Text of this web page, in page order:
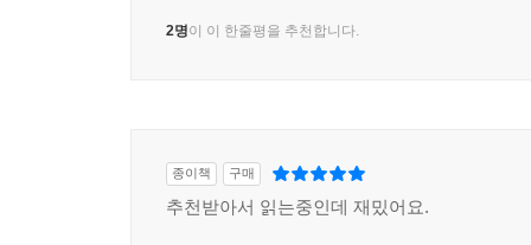
2명이 이 한줄평을 추천합니다.
종이책 구매
추천받아서 읽는중인데 재밌어요.